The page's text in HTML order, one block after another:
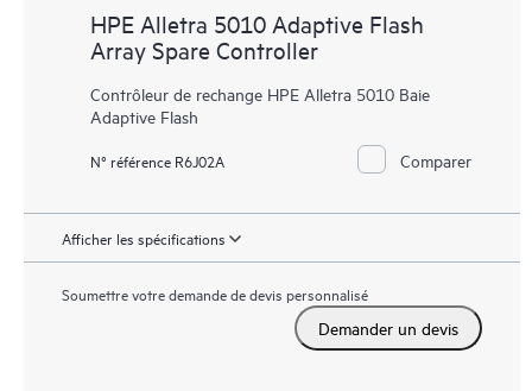
HPE Alletra 5010 Adaptive Flash
Array Spare Controller
Contrôleur de rechange HPE Alletra 5010 Baie
Adaptive Flash
N° référence R6J02A Comparer
Afficher les spécifications
Soumettre votre demande de devis personnalisé
Demander un devis